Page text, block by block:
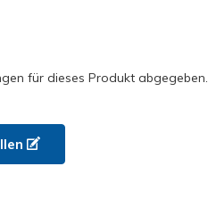
für dieses Produkt abgegeben.